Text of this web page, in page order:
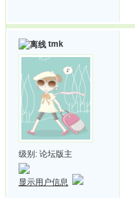
tmk
级别: 论坛版主
显示用户信息